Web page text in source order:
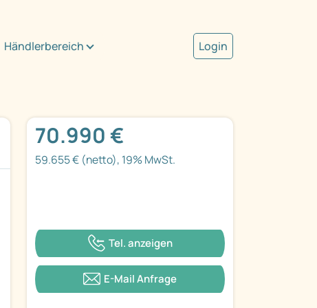
Händlerbereich Login
70.990 €
59.655 € (netto), 19% MwSt.
Tel. anzeigen
E-Mail Anfrage